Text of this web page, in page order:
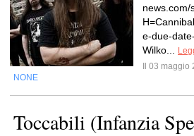
news.com/
e-due-
Wilko...
Il 03 maggio
NONE
Toccabili (Infanzia